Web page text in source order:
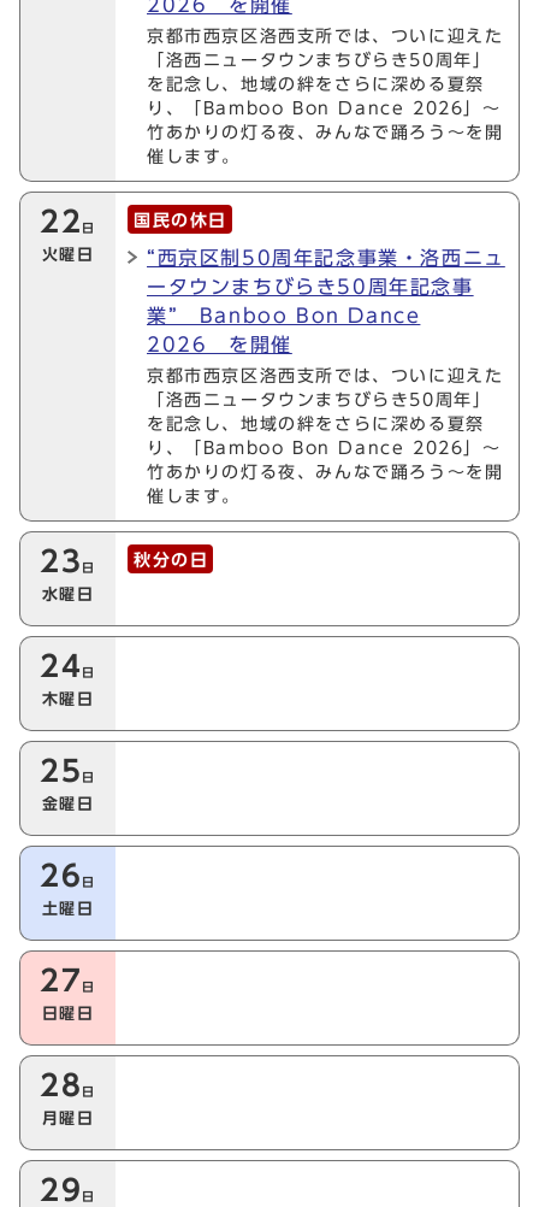
2026 を開催
京都市西京区洛西支所では、ついに迎えた
「洛西ニュータウンまちびらき50周年」
を記念し、地域の絆をさらに深める夏祭
り、「Bamboo Bon Dance 2026」〜
竹あかりの灯る夜、みんなで踊ろう〜を開
催します。
22 日
火曜日
国民の休日
“西京区制50周年記念事業・洛西ニュ
ータウンまちびらき50周年記念事
業” Banboo Bon Dance
2026 を開催
京都市西京区洛西支所では、ついに迎えた
「洛西ニュータウンまちびらき50周年」
を記念し、地域の絆をさらに深める夏祭
り、「Bamboo Bon Dance 2026」〜
竹あかりの灯る夜、みんなで踊ろう〜を開
催します。
23 日
水曜日
秋分の日
24 日
木曜日
25 日
金曜日
26 日
土曜日
27 日
日曜日
28 日
月曜日
29 日